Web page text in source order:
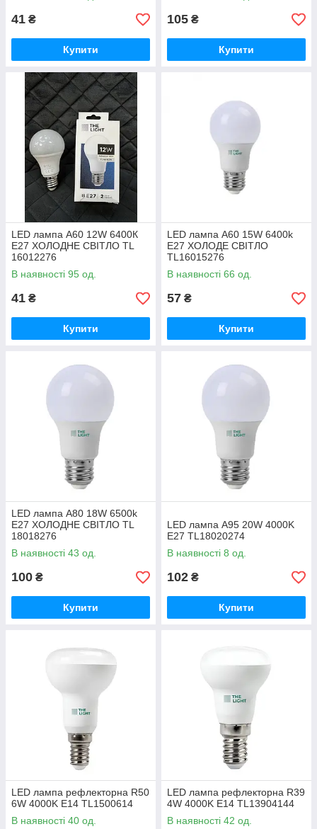
41 ₴
Купити
105 ₴
Купити
LED лампа А60 12W 6400К
E27 ХОЛОДНЕ СВІТЛО TL
16012276
В наявності 95 од.
41 ₴
Купити
LED лампа А60 15W 6400k
E27 ХОЛОДЕ СВІТЛО
TL16015276
В наявності 66 од.
57 ₴
Купити
LED лампа А80 18W 6500k
E27 ХОЛОДНЕ СВІТЛО TL
18018276
В наявності 43 од.
100 ₴
Купити
LED лампа А95 20W 4000K
E27 TL18020274
В наявності 8 од.
102 ₴
Купити
LED лампа рефлекторна R50
6W 4000K E14 TL1500614
В наявності 40 од.
LED лампа рефлекторна R39
4W 4000K E14 TL13904144
В наявності 42 од.